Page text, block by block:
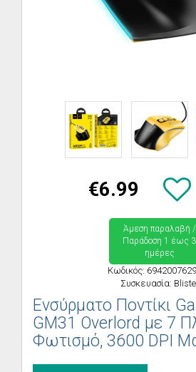
€6.99
Άμεση παραλαβή /
Παράδoση 1 έως 3
ημέρες
Κωδικός:
Συσκευασία:
Ενσύρματο Ποντίκι
GM31 Overlord με 7
Φωτισμό, 3600 DPI